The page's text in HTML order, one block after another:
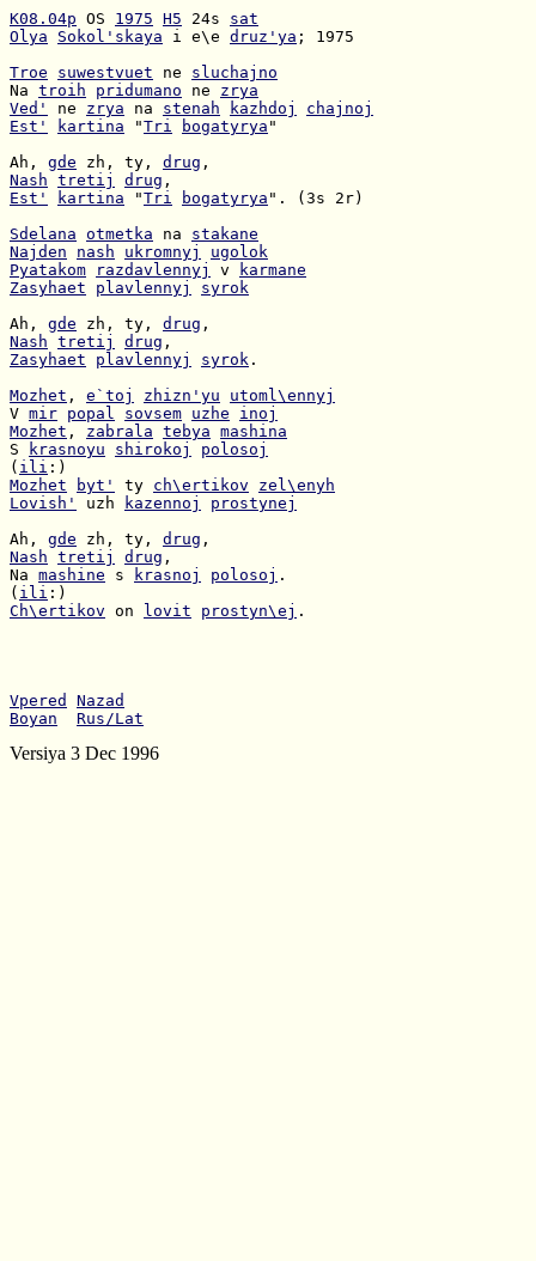
K08.04p OS 1975 H5 24s sat
Olya
Sokol'skaya i e\e druz'ya ; 1975
Troe
suwestvuet ne sluchajno
Na troih pridumano ne zrya
Ved'
ne zrya na stenah kazhdoj
chajnoj
Est'
kartina "Tri bogatyrya "
Ah, gde zh, ty, drug
Nash tretij drug
Est'
kartina "Tri bogatyrya ". (3s 2r)
Sdelana otmetka na stakane
Najden
nash ukromnyj
ugolok
Pyatakom
razdavlennyj v
karmane
Zasyhaet
plavlennyj
syrok
Ah, gde zh, ty, drug
Nash tretij drug
Zasyhaet
plavlennyj syrok .
Mozhet , e`toj zhizn'yu
utoml\ennyj
V mir popal sovsem uzhe
inoj
Mozhet , zabrala tebya mashina
S
krasnoyu shirokoj
polosoj
( ili
Mozhet
byt' ty ch\ertikov
zel\enyh
Lovish'
uzh kazennoj
prostynej
Ah, gde zh, ty, drug
Nash tretij drug
Na mashine s krasnoj polosoj
( ili
Ch\ertikov on lovit prostyn\ej .
Vpered
Nazad
Boyan
Rus/Lat
Versiya 3 Dec 1996